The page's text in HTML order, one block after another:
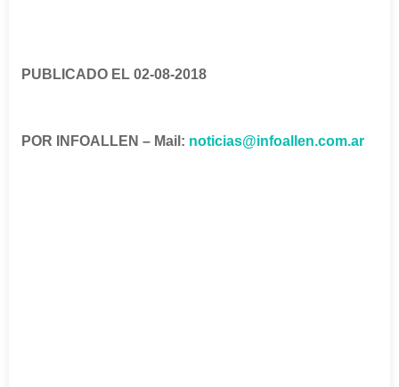
PUBLICADO EL 02-08-2018
POR INFOALLEN – Mail: noticias@infoallen.com.ar